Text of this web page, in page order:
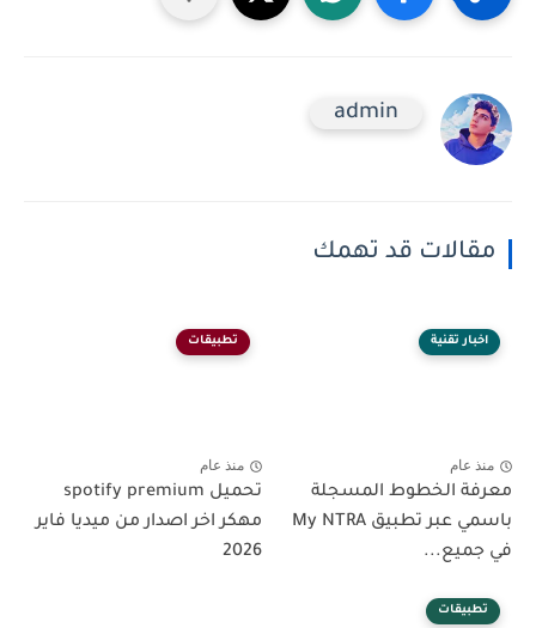
admin
مقالات قد تهمك
اخبار تقنية
منذ عام
معرفة الخطوط المسجلة
باسمي عبر تطبيق My NTRA
في جميع...
تطبيقات
منذ عام
تحميل spotify premium
مهكر اخر اصدار من ميديا فاير
2026
تطبيقات